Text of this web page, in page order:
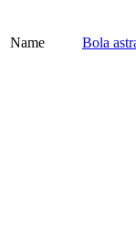
Name
Bola